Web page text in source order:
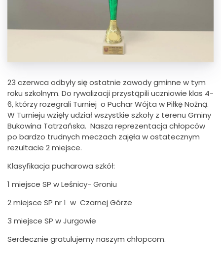
23 czerwca odbyły się ostatnie zawody gminne w tym
roku szkolnym. Do rywalizacji przystąpili uczniowie klas 4-
6, którzy rozegrali Turniej o Puchar Wójta w Piłkę Nożną.
W Turnieju wzięły udział wszystkie szkoły z terenu Gminy
Bukowina Tatrzańska. Nasza reprezentacja chłopców
po bardzo trudnych meczach zajęła w ostatecznym
rezultacie 2 miejsce.
Klasyfikacja pucharowa szkół:
1 miejsce SP w Leśnicy- Groniu
2 miejsce SP nr 1 w Czarnej Górze
3 miejsce SP w Jurgowie
Serdecznie gratulujemy naszym chłopcom.